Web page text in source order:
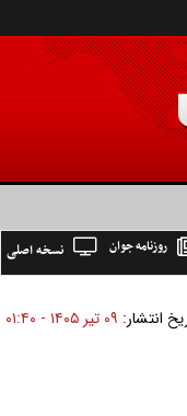
نسخه اصلی روزنامه جوان
انتشار: ۰۹ تير ۱۴۰۵ - ۰۱:۴۰